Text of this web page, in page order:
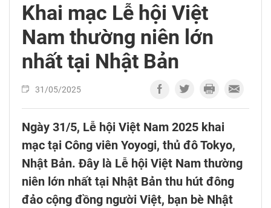
Khai mạc Lễ hội Việt
Nam thường niên lớn
nhất tại Nhật Bản
31/05/2025
Ngày 31/5, Lễ hội Việt Nam 2025 khai
mạc tại Công viên Yoyogi, thủ đô Tokyo,
Nhật Bản. Đây là Lễ hội Việt Nam thường
niên lớn nhất tại Nhật Bản thu hút đông
đảo cộng đồng người Việt, bạn bè Nhật